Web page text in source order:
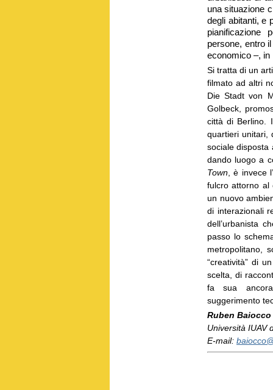
una situazione
degli abitanti, e
pianificazione
persone, entro
economico –, in
Si tratta di un
filmato ad altri
Die Stadt von
Golbeck,
città di Berlino.
quartieri unitari,
sociale disposta
dando luogo a
Town , è invece
fulcro attorno al
un nuovo
di interazionali
dell’urbanista
passo lo
metropolitano,
“creatività” di
scelta, di
fa sua
suggerimento
Ruben Baiocco
Università IUAV
E-mail: